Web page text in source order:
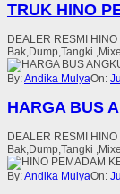
TRUK HINO
DEALER RESMI
Bak,Dump,Tangki
By:Andika MulyaOn:
HARGA BUS
DEALER RESMI
Bak,Dump,Tangki
By:Andika MulyaOn: